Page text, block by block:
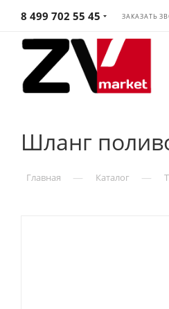
8 499 702 55 45 ЗАКАЗАТЬ
Шланг
Главная — Каталог —